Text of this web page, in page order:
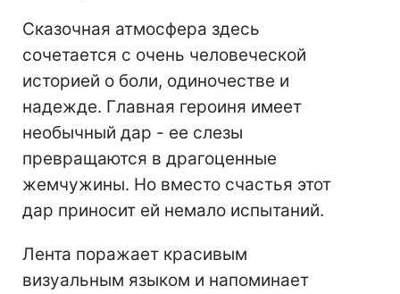
Сказочная атмосфера здесь
сочетается с очень человеческой
историей о боли, одиночестве и
надежде. Главная героиня имеет
необычный дар - ее слезы
превращаются в драгоценные
жемчужины. Но вместо счастья этот
дар приносит ей немало испытаний.
Лента поражает красивым
визуальным языком и напоминает